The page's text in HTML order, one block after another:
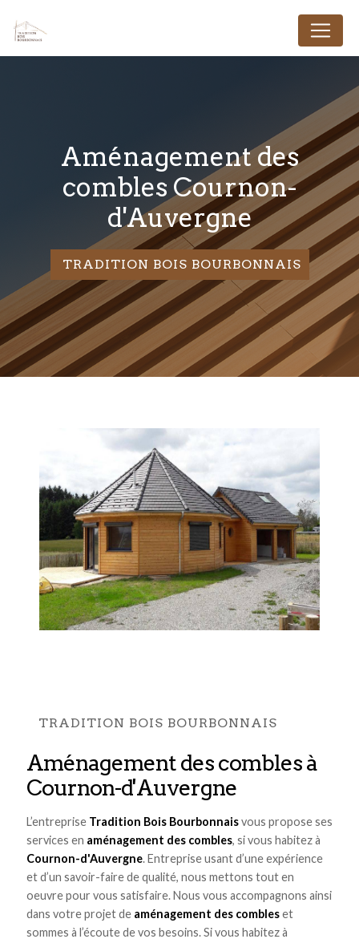
aménagement des
combles Cournon-
d'Auvergne
TRADITION BOIS BOURBONNAIS
TRADITION BOIS BOURBONNAIS
aménagement des combles à
Cournon-d'Auvergne
L’entreprise Tradition Bois Bourbonnaisvous propose ses
services en aménagement des combles, si vous habitez à
Cournon-d'Auvergne. Entreprise usant d’une expérience
et d’un savoir-faire de qualité, nous mettons tout en
oeuvre pour vous satisfaire. Nous vous accompagnons ainsi
dans votre projet de aménagement des combleset
sommes à l’écoute de vos besoins. Si vous habitez à